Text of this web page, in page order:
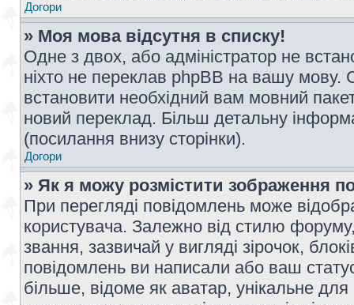
Догори
» Моя мова відсутня в списку!
Одне з двох, або адміністратор не
ніхто не переклав phpBB на вашу мову.
встановити необхідний вам мовний
новий переклад. Більш детальну
(посилання внизу сторінки).
Догори
» Як я можу розмістити зображення
При перегляді повідомлень може
користувача. Залежно від стилю
звання, зазвичай у вигляді зірочок,
повідомлень ви написали або ваш
більше, відоме як аватар, унікальне